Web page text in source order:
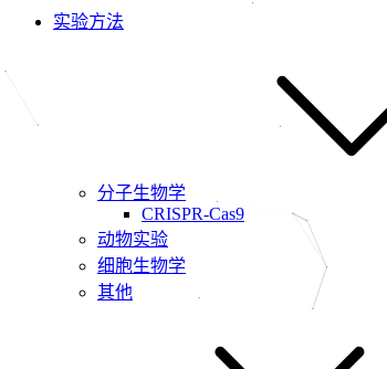
实验方法
分子生物学
CRISPR-Cas9
动物实验
细胞生物学
其他